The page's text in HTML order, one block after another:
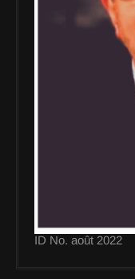
ID No. août 2022